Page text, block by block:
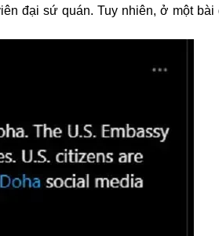
đại sứ quán. Tuy nhiên, ở một bài